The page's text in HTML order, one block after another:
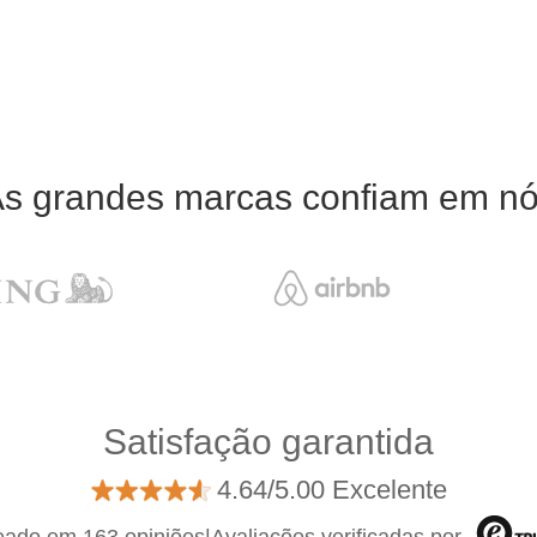
grandes marcas confiam em
Satisfação garantida
4.64/5.00 Excelente